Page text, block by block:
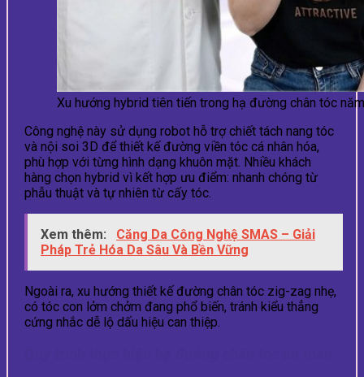
Xu hướng hybrid tiên tiến trong hạ đường chân tóc
Công nghệ này sử dụng robot hỗ trợ chiết tách nang tóc
và nội soi 3D để thiết kế đường viền tóc cá nhân hóa,
phù hợp với từng hình dạng khuôn mặt. Nhiều khách
hàng chọn hybrid vì kết hợp ưu điểm: nhanh chóng từ
phẫu thuật và tự nhiên từ cấy tóc.
Xem thêm:
Căng Da Công Nghệ SMAS – Giải
Pháp Trẻ Hóa Da Sâu Và Bền Vững
Ngoài ra, xu hướng thiết kế đường chân tóc zig-zag nhẹ,
có tóc con lởm chởm đang phổ biến, tránh kiểu thẳng
cứng nhắc dễ lộ dấu hiệu can thiệp.